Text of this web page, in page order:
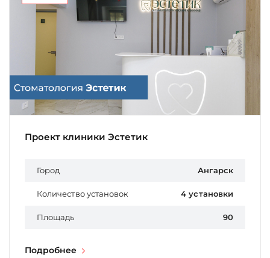
Проект клиники Эстетик
Город Ангарск
Количество установок 4 установки
Площадь 90
Подробнее